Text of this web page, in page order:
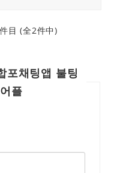
目 (全2件中)
포채팅앱 불팅
플